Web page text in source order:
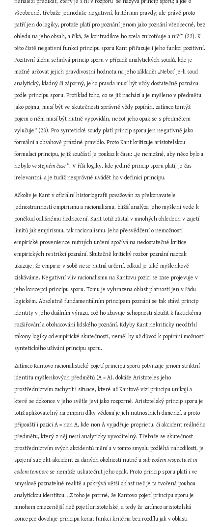
všeobecné, třebaže jednoduše negativní, kritérium pravdy; ale právě proto
patří jen do logiky, protože platí pro poznání jenom jako poznání všeobecné, bez
ohledu na jeho obsah, a říká, že kontradikce ho zcela znicotňuje a ničí“ (22). K
této čistě negativní funkci principu sporu Kant přiřazuje i jeho funkci pozitivní.
Pozitivní úlohu sehrává princip sporu v případě analytických soudů, kde je
možné určovat jejich pravdivostní hodnotu na jeho základě: „Neboť je-li soud
analytický, kladný či záporný, jeho pravda musí být vždy dostatečně poznána
podle principu sporu. Protiklad toho, co se již nachází a je myšleno v předmětu
jako pojmu, musí být ve skutečnosti správně vždy popírán, zatímco tentýž
pojem o něm musí být nutně vypovídán, neboť jeho opak se s předmětem
vylučuje“ (23). Pro syntetické soudy platí princip sporu jen negativně jako
formální a obsahově prázdné pravidlo. Proto Kant kritizuje aristotelskou
formulaci principu, jejíž součástí je poukaz k času: „je nemožné, aby něco bylo a
nebylo ve stejném čase “. V říši logiky, kde jedině princip sporu platí, je čas
irelevantní, a je tudíž nesprávné uvádět ho v definici principu.
Ačkoliv je Kant v oficiální historiografii považován za překonavatele
jednostranností empirismu a racionalismu, bližší analýza jeho myšlení vede k
poněkud odlišnému hodnocení. Kant totiž zůstal v mnohých ohledech v zajetí
limitů jak empirismu, tak racionalismu. Jeho přesvědčení o nemožnosti
empirické provenience nutných určení spočívá na nedostatečné kritice
empirických restrikcí poznání. Skutečně kritický rozbor poznání naopak
ukazuje, že empirie v sobě nese nutná určení, odkud je také myšlenkově
získáváme. Negativní vliv racionalismu na Kantovu pozici se zase projevuje v
jeho koncepci principu sporu. Tomu je vyhrazena oblast platnosti jen v řádu
logickém. Absolutně fundamentálním principem poznání se tak stává princip
identity v jeho duálním výrazu, což ho zbavuje schopnosti sloužit k faktickému
rozšiřování a obohacování lidského poznání. Kdyby Kant nekriticky neodtrhl
zákony logiky od empirické skutečnosti, neměl by už důvod k popírání možnosti
syntetického užívání principu sporu.
Zatímco Kantovo racionalistické pojetí principu sporu potvrzuje jenom striktní
identitu myšlenkových předmětů (A = A), dokáže Aristoteles jeho
prostřednictvím zachytit i situace, které už Kantově vizi principu unikají a
které se dokonce v jeho světle jeví jako rozporné. Aristotelský princip sporu je
totiž aplikovatelný na empirii díky vědomí jejich nutnostních dimenzí, a proto
připouští i pozici A = non A, kde non A vyjadřuje proprietu, či akcident reálného
předmětu, který z něj není analyticky vyvoditelný. Třebaže se skutečnost
prostřednictvím svých akcidentů mění a v tomto smyslu podléhá nahodilosti, je
spojení subjekt-akcident za daných okolností nutné a sub eodem respectu et in
eodem tempore se nemůže uskutečnit jeho opak. Proto princip sporu platí i ve
smyslově poznatelné realitě a pokrývá větší oblast než je ta tvořená pouhou
analytickou identitou. „Z toho je patrné, že Kantovo pojetí principu sporu je
mnohem omezenější než pojetí aristotelské, a tedy že zatímco aristotelská
koncepce dovoluje principu konat funkci kritéria bez rozdílu jak v oblasti